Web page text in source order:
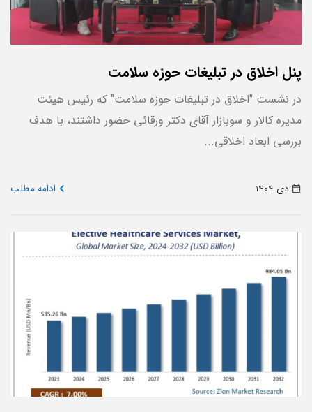
پنل اخلاق در تبلیغات حوزه سلامت
در نشست "اخلاق در تبلیغات حوزه سلامت" که رئیس هیئت
مدیره کالار و سوبازار آقای دکتر ورقائی حضور داشتند، با هدف
بررسی ابعاد اخلاقی...
دی 1404 ادامه مطلب